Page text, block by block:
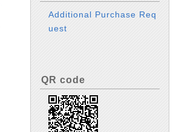
Additional Purchase Req
uest
QR code